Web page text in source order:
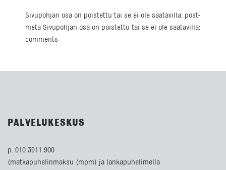
Sivupohjan osa on poistettu tai se ei ole saatavilla: post-
meta Sivupohjan osa on poistettu tai se ei ole saatavilla:
comments
PALVELUKESKUS
p. 010 3911 900
(matkapuhelinmaksu (mpm) ja lankapuhelimella